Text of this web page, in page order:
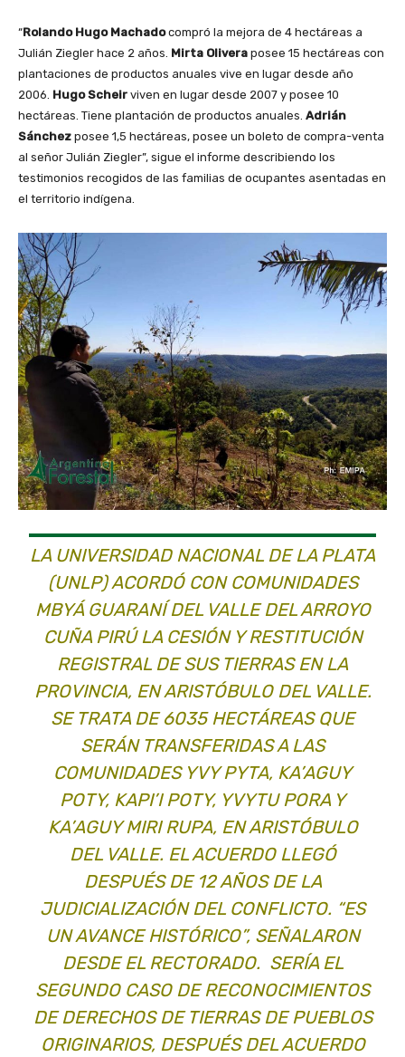
“Rolando Hugo Machadocompró la mejora de 4 hectáreas a
Julián Ziegler hace 2 años. Mirta Olivera posee 15 hectáreas con
plantaciones de productos anuales vive en lugar desde año
2006. Hugo Scheir viven en lugar desde 2007 y posee 10
hectáreas. Tiene plantación de productos anuales. Adrián
Sánchez posee 1,5 hectáreas, posee un boleto de compra-venta
al señor Julián Ziegler”, sigue el informe describiendo los
testimonios recogidos de las familias de ocupantes asentadas en
el territorio indígena.
LA UNIVERSIDAD NACIONAL DE LA PLATA
(UNLP) ACORDÓ CON COMUNIDADES
MBYÁ GUARANÍ DEL VALLE DEL ARROYO
CUÑA PIRÚ LA CESIÓN Y RESTITUCIÓN
REGISTRAL DE SUS TIERRAS EN LA
PROVINCIA, EN ARISTÓBULO DEL VALLE.
SE TRATA DE 6035 HECTÁREAS QUE
SERÁN TRANSFERIDAS A LAS
COMUNIDADES YVY PYTA, KA’AGUY
POTY, KAPI’I POTY, YVYTU PORA Y
KA’AGUY MIRI RUPA, EN ARISTÓBULO
DEL VALLE. EL ACUERDO LLEGÓ
DESPUÉS DE 12 AÑOS DE LA
JUDICIALIZACIÓN DEL CONFLICTO. “ES
UN AVANCE HISTÓRICO”, SEÑALARON
DESDE EL RECTORADO. SERÍA EL
SEGUNDO CASO DE RECONOCIMIENTOS
DE DERECHOS DE TIERRAS DE PUEBLOS
ORIGINARIOS, DESPUÉS DEL ACUERDO